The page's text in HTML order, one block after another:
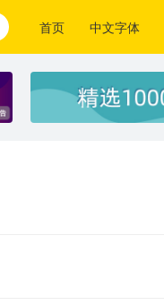
首页 中文字体